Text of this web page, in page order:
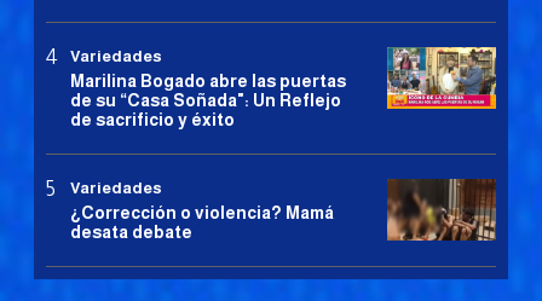
Variedades
Marilina Bogado abre las puertas
de su “Casa Soñada": Un Reflejo
de sacrificio y éxito
Variedades
¿Corrección o violencia? Mamá
desata debate